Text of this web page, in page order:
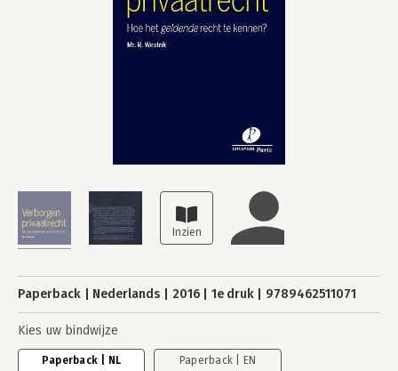
Paperback Nederlands 2016 1e druk 9789462511071
Kies uw bindwijze
Paperback | NL Paperback | EN